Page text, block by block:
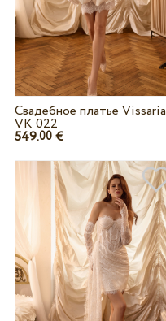
Свадебное платье Vissaria
VK 022
549.00€